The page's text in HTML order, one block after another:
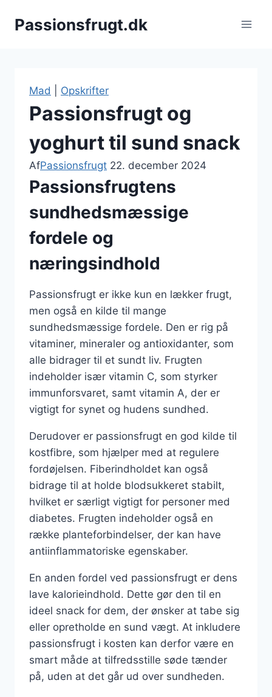
Passionsfrugt.dk
Mad Opskrifter
Passionsfrugt og
yoghurt til sund snack
AfPassionsfrugt 22. december 2024
Passionsfrugtens
sundhedsmæssige
fordele og
næringsindhold
Passionsfrugt er ikke kun en lækker frugt,
men også en kilde til mange
sundhedsmæssige fordele. Den er rig på
vitaminer, mineraler og antioxidanter, som
alle bidrager til et sundt liv. Frugten
indeholder især vitamin C, som styrker
immunforsvaret, samt vitamin A, der er
vigtigt for synet og hudens sundhed.
Derudover er passionsfrugt en god kilde til
kostfibre, som hjælper med at regulere
fordøjelsen. Fiberindholdet kan også
bidrage til at holde blodsukkeret stabilt,
hvilket er særligt vigtigt for personer med
diabetes. Frugten indeholder også en
række planteforbindelser, der kan have
antiinflammatoriske egenskaber.
En anden fordel ved passionsfrugt er dens
lave kalorieindhold. Dette gør den til en
ideel snack for dem, der ønsker at tabe sig
eller opretholde en sund vægt. At inkludere
passionsfrugt i kosten kan derfor være en
smart måde at tilfredsstille søde tænder
på, uden at det går ud over sundheden.